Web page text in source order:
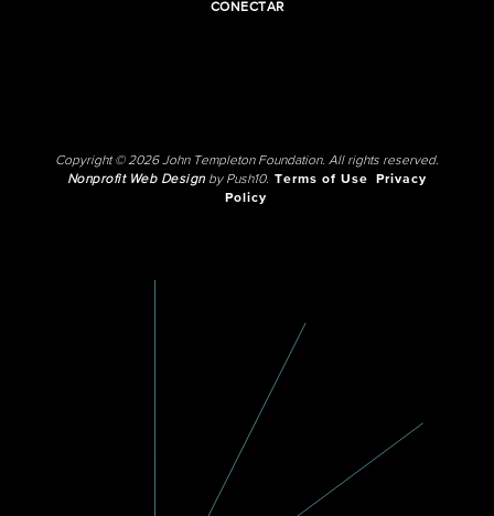
CONECTAR
Copyright © 2026 John Templeton Foundation. All rights reserved.
Nonprofit Web Designby Push10. Terms of Use
Privacy
Policy